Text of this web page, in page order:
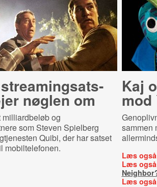
nøglen om
milliardbeløb og
som Steven Spielberg
Quibi, der har satset
mobiltelefonen.
Kaj
mod
sammen
Læs
Læs
Læs